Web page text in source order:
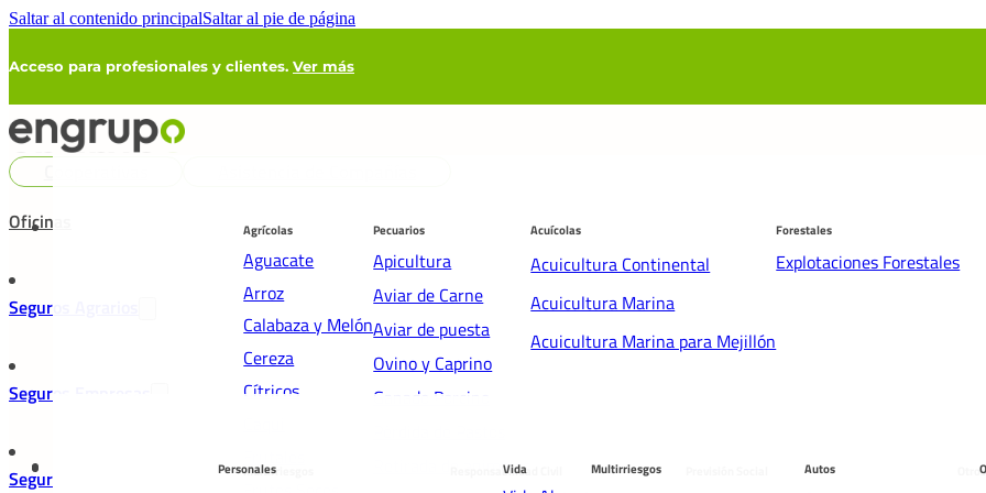
Saltar al contenido principalSaltar al pie de página
Acceso para profesionales y clientes. Ver más
Oficinas
Seguros Agrarios
Agrícolas
Aguacate
Arroz
Calabaza y Melón
Cereza
Cítricos
Pecuarios
Apicultura
Aviar de Carne
Aviar de puesta
Ovino y Caprino
Ganado Porcino
Retirada de animales
Acuícolas
Acuicultura Continental
Acuicultura Marina
Acuicultura Marina para Mejillón
Forestales
Explotaciones Forestales
Seguros Empresas
Multirriesgos Responsabilidad Civil
Seguros Particulares Personales Vida Multirriesgos Autos